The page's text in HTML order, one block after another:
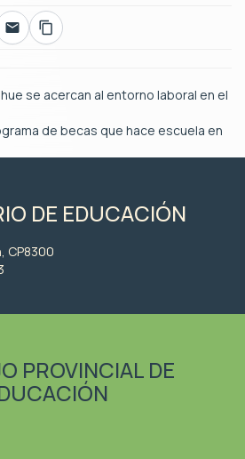
se acercan al entorno laboral en el
de becas que hace escuela en
DE EDUCACIÓN
CP8300
PROVINCIAL DE